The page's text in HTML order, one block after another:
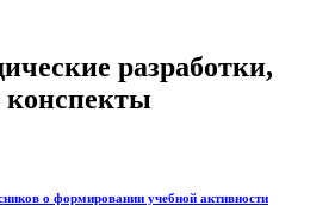
разработки,
конспекты
о формировании учебной активности